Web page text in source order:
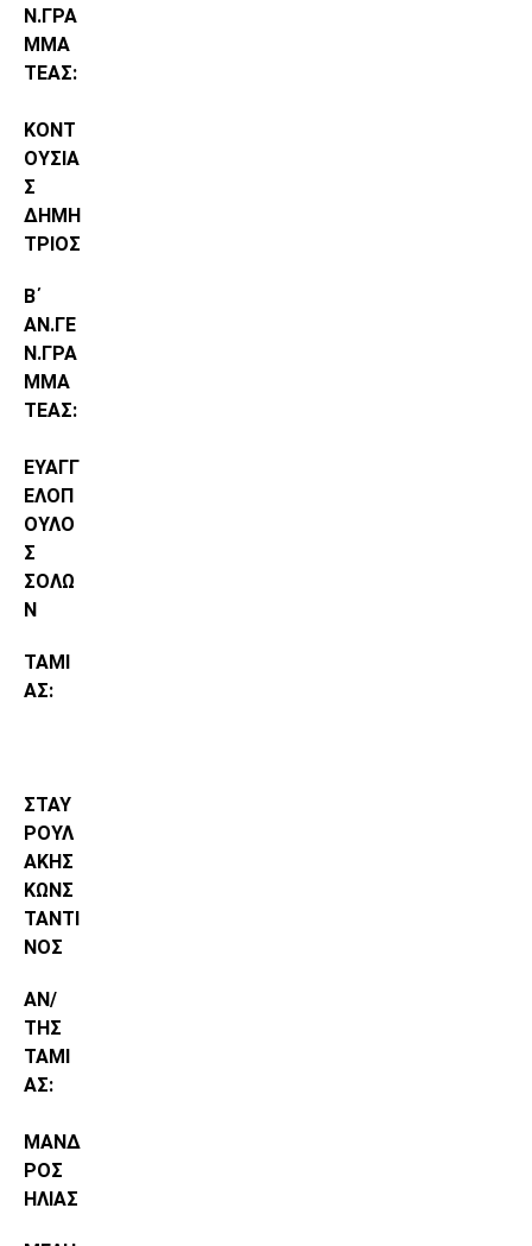
Ν.ΓΡΑ
ΜΜΑ
ΤΕΑΣ:
ΚΟΝΤ
ΟΥΣΙΑ
Σ
ΔΗΜΗ
ΤΡΙΟΣ
Β΄
ΑΝ.ΓΕ
Ν.ΓΡΑ
ΜΜΑ
ΤΕΑΣ:
ΕΥΑΓΓ
ΕΛΟΠ
ΟΥΛΟ
Σ
ΣΟΛΩ
Ν
ΤΑΜΙ
ΑΣ:
ΣΤΑΥ
ΡΟΥΛ
ΑΚΗΣ
ΚΩΝΣ
ΤΑΝΤΙ
ΝΟΣ
ΑΝ/
ΤΗΣ
ΤΑΜΙ
ΑΣ:
ΜΑΝΔ
ΡΟΣ
ΗΛΙΑΣ